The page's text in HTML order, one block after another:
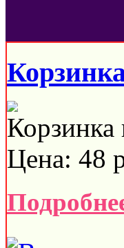
Корзинка
Цена: 48